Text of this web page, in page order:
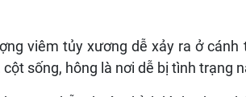
viêm tủy xương dễ xảy ra ở cánh
sống, hông là nơi dễ bị tình trạng